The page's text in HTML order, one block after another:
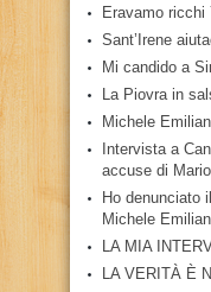
Eravamo ricchi
Sant’Irene
Mi candido a
La Piovra in
Michele
Intervista a
accuse di
Ho denunciato
Michele
LA MIA
LA VERITÀ È